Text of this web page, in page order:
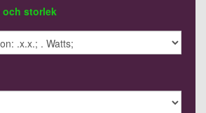
och storlek